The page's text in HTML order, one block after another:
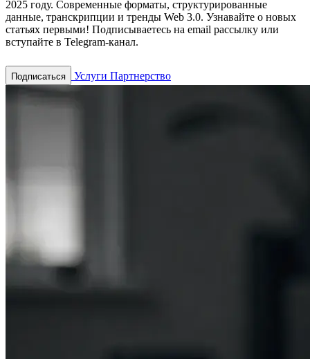
2025 году. Современные форматы, структурированные
данные, транскрипции и тренды Web 3.0. Узнавайте о новых
статьях первыми! Подписываетесь на email рассылку или
вступайте в Telegram-канал.
Подписаться Услуги Партнерство